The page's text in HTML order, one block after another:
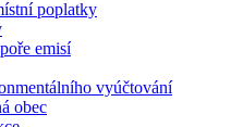
poplatky
emisí
vyúčtování
obec